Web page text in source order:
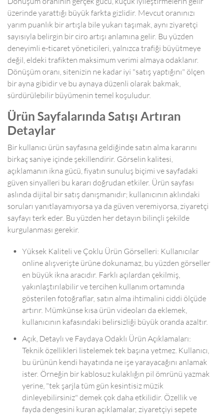
üzerinde yarattığı büyük farkta gizlidir. Mevcut oranınızı
yarım puanlık bir artışla bile yukarı taşımak, aynı ziyaretçi
sayısıyla belirgin bir ciro artışı anlamına gelir. Bu yüzden
deneyimli e-ticaret yöneticileri, yalnızca trafiği büyütmeye
değil, eldeki trafikten maksimum verimi almaya odaklanır.
Dönüşüm oranı, sitenizin ne kadar iyi "satış yaptığını" ölçen
bir ayna gibidir ve bu aynaya düzenli olarak bakmak,
sürdürülebilir büyümenin temel koşuludur.
Ürün Sayfalarında Satışı Artıran
Detaylar
Bir kullanıcı ürün sayfasına geldiğinde satın alma kararını
birkaç saniye içinde şekillendirir. Görselin kalitesi,
açıklamanın ikna gücü, fiyatın sunuluş biçimi ve sayfadaki
güven sinyalleri bu kararı doğrudan etkiler. Ürün sayfası
aslında dijital bir satış danışmanıdır; kullanıcının aklındaki
soruları yanıtlayamıyorsa ya da güven veremiyorsa, ziyaretçi
sayfayı terk eder. Bu yüzden her detayın bilinçli şekilde
kurgulanması gerekir.
Yüksek Kaliteli ve Çoklu Ürün Görselleri: Kullanıcılar
online alışverişte ürüne dokunamaz, bu yüzden görseller
en büyük ikna aracıdır. Farklı açılardan çekilmiş,
yakınlaştırılabilir ve tercihen kullanım ortamında
gösterilen fotoğraflar, satın alma ihtimalini ciddi ölçüde
artırır. Mümkünse kısa ürün videoları da eklemek,
kullanıcının kafasındaki belirsizliği büyük oranda azaltır.
Açık, Detaylı ve Faydaya Odaklı Ürün Açıklamaları:
Teknik özellikleri listelemek tek başına yetmez. Kullanıcı,
bu ürünün kendi hayatında ne işe yarayacağını anlamak
ister. Örneğin bir kablosuz kulaklığın pil ömrünü yazmak
yerine, "tek şarjla tüm gün kesintisiz müzik
dinleyebilirsiniz" demek çok daha etkilidir. Özellik ve
fayda dengesini kuran açıklamalar, ziyaretçiyi sepete